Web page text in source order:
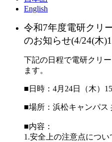
English
令和7年度電研クリ
のお知らせ(4/24(木
下記の日程で電研クリ
ます。
■日時：4月24日（木）
■場所：浜松キャンパス
■内容：
1.安全上の注意点につい